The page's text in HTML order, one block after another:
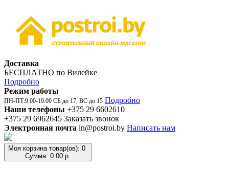
Доставка
БЕСПЛАТНО по Вилейке
Подробно
Режим работы
ПН-ПТ:9.00-19.00 СБ до 17, ВС до 15 Подробно
Наши телефоны +375 29 6602610
+375 29 6962645 Заказать звонок
Электронная почта in@postroi.by Написать нам
Моя корзина товар(ов): 0
Сумма: 0.00 р.